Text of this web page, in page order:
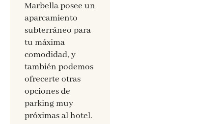
Marbella posee un
aparcamiento
subterráneo para
tu máxima
comodidad, y
también podemos
ofrecerte otras
opciones de
parking muy
próximas al hotel.